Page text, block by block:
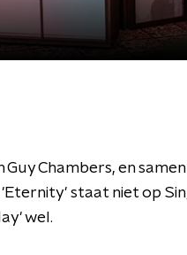
Chambers, en
staat niet op
wel.